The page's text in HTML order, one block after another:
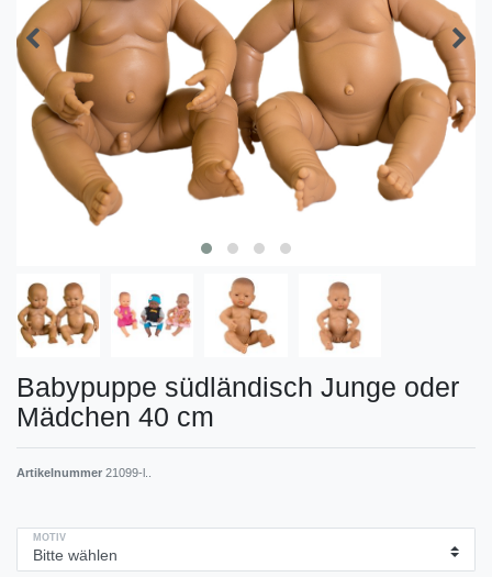
Babypuppe südländisch Junge oder
Mädchen 40 cm
Artikelnummer 21099-l..
MOTIV